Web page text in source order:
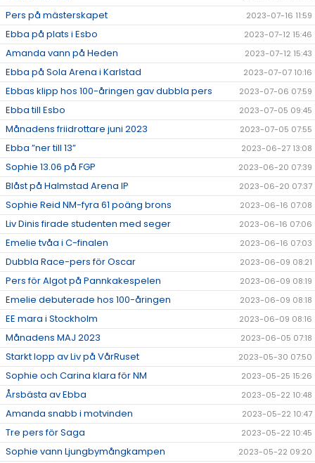
Pers på mästerskapet 2023-07-16 11:59
Ebba på plats i Esbo 2023-07-12 15:46
Amanda vann på Heden 2023-07-12 15:43
Ebba på Sola Arena i Karlstad 2023-07-07 10:16
Ebbas klipp hos 100-åringen gav dubbla pers 2023-07-06 07:59
Ebba till Esbo 2023-07-05 09:45
Månadens friidrottare juni 2023 2023-07-05 07:55
Ebba ”ner till 13” 2023-06-27 13:08
Sophie 13.06 på FGP 2023-06-20 07:39
Blåst på Halmstad Arena IP 2023-06-20 07:37
Sophie Reid NM-fyra 61 poäng brons 2023-06-16 07:08
Liv Dinis firade studenten med seger 2023-06-16 07:06
Emelie tvåa i C-finalen 2023-06-16 07:03
Dubbla Race-pers för Oscar 2023-06-09 08:21
Pers för Algot på Pannkakespelen 2023-06-09 08:19
Emelie debuterade hos 100-åringen 2023-06-09 08:18
EE mara i Stockholm 2023-06-09 08:16
Månadens MAJ 2023 2023-06-05 07:18
Starkt lopp av Liv på VårRuset 2023-05-30 07:50
Sophie och Carina klara för NM 2023-05-25 15:26
Årsbästa av Ebba 2023-05-22 10:48
Amanda snabb i motvinden 2023-05-22 10:47
Tre pers för Saga 2023-05-22 10:45
Sophie vann Ljungbymångkampen 2023-05-22 09:20